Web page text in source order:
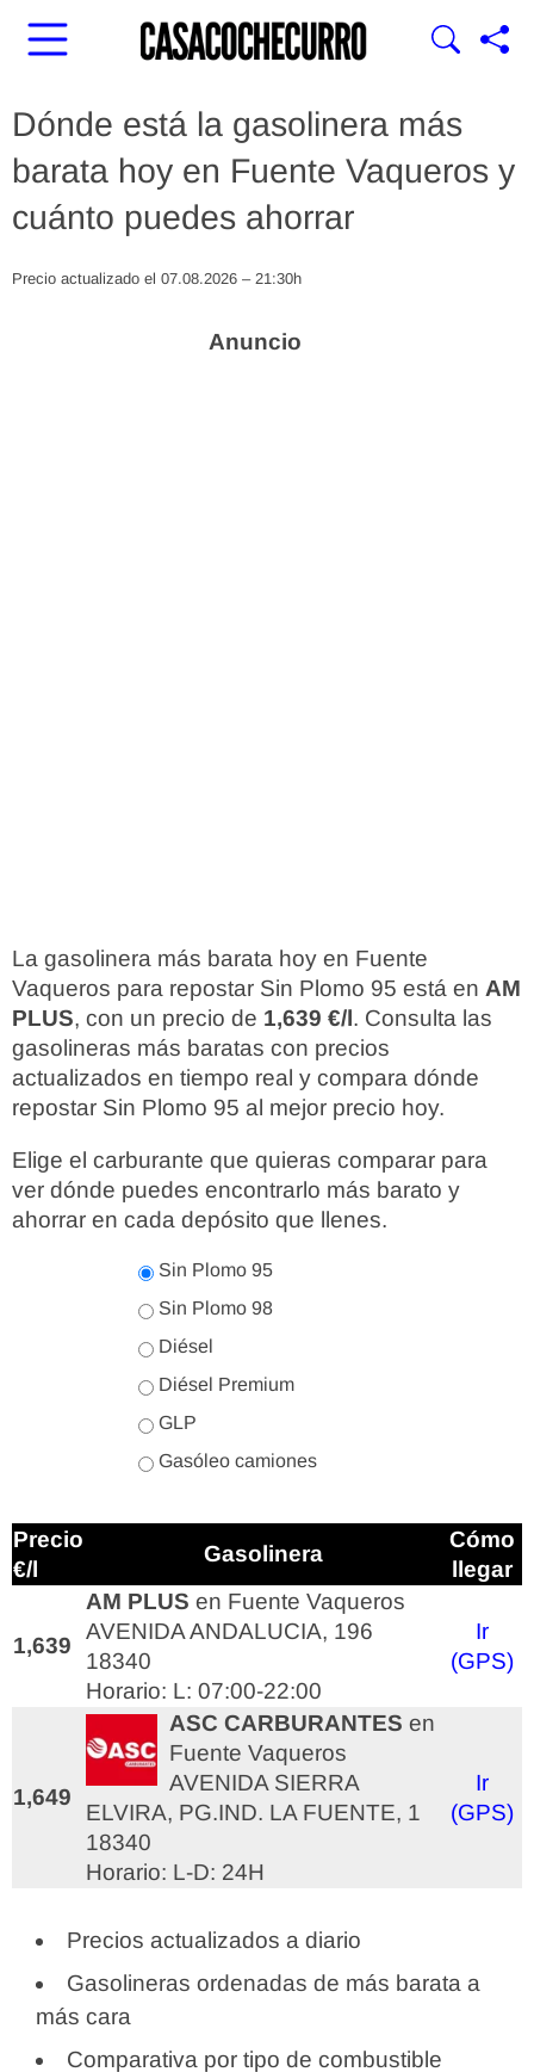
Dónde está la gasolinera más
barata hoy en Fuente Vaqueros y
cuánto puedes ahorrar
Precio actualizado el 07.08.2026 – 21:30h
La gasolinera más barata hoy en Fuente
Vaqueros para repostar Sin Plomo 95 está en AM
PLUS, con un precio de 1,639 €/l. Consulta las
gasolineras más baratas con precios
actualizados en tiempo real y compara dónde
repostar Sin Plomo 95 al mejor precio hoy.
Elige el carburante que quieras comparar para
ver dónde puedes encontrarlo más barato y
ahorrar en cada depósito que llenes.
Sin Plomo 95
Sin Plomo 98
Diésel
Diésel Premium
GLP
Gasóleo camiones
Precio
€/l
Gasolinera
Cómo
llegar
1,639
AM PLUS en Fuente Vaqueros
AVENIDA ANDALUCIA, 196
18340
Horario: L: 07:00-22:00
Ir
(GPS)
1,649
ASC CARBURANTES en
Fuente Vaqueros
AVENIDA SIERRA
ELVIRA, PG.IND. LA FUENTE, 1
18340
Horario: L-D: 24H
Ir
(GPS)
Precios actualizados a diario
Gasolineras ordenadas de más barata a
más cara
Comparativa por tipo de combustible